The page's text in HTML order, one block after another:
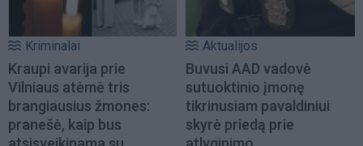
Kriminalai
Kraupi avarija prie
Vilniaus atėmė tris
brangiausius žmones:
pranešė, kaip bus
Aktualijos
Buvusi AAD vadovė
sutuoktinio įmonę
tikrinusiam pavaldiniui
skyrė priedą prie